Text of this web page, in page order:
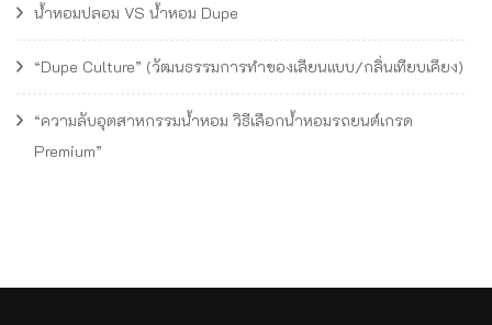
น้ำหอมปลอม VS น้ำหอม Dupe
“Dupe Culture” (วัฒนธรรมการทำของเลียนแบบ/กลิ่นเทียบเคียง)
“ความลับอุตสาหกรรมน้ำหอม วิธีเลือกน้ำหอมรถยนต์เกรด
Premium”